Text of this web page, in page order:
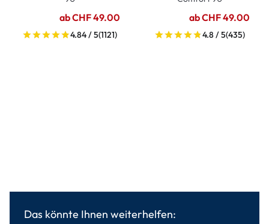
ab CHF 49.00
4.84 / 5(1121)
ab CHF 49.00
4.8 / 5(435)
Das könnte Ihnen weiterhelfen: